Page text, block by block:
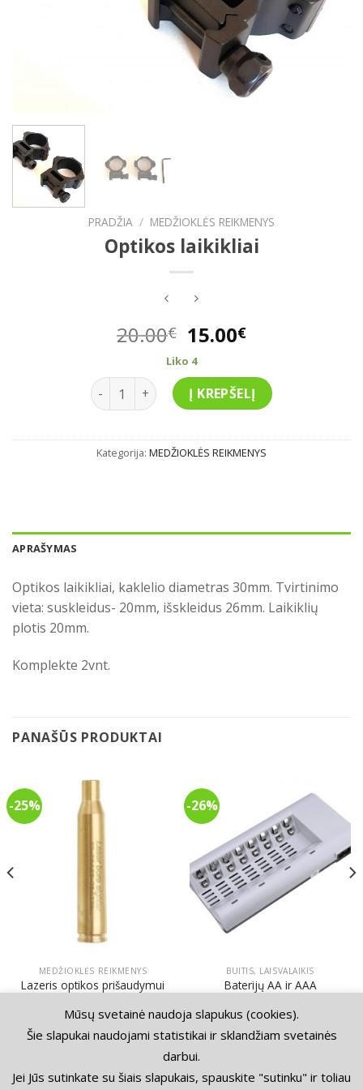
PRADŽIA / MEDŽIOKLĖS REIKMENYS
Optikos laikikliai
20.00€ Original
price
was:
20.00€.
15.00€Current
is:
15.00€.
Liko 4
produkto kiekis: Optikos laikikliai
Į KREPŠELĮ
Kategorija: MEDŽIOKLĖS REIKMENYS
APRAŠYMAS
Optikos laikikliai, kaklelio diametras 30mm. Tvirtinimo
vieta: suskleidus- 20mm, išskleidus 26mm. Laikiklių
plotis 20mm.
Komplekte 2vnt.
PANAŠŪS PRODUKTAI
-25%
MEDŽIOKLĖS REIKMENYS
Lazeris optikos prišaudymui
40.00€ Original
price
was:
40.00€.
30.00€Current
price
is:
30.00€.
-26%
BUITIS, LAISVALAIKIS
Baterijų AA ir AAA
39.00€ Original
price
was:
39.00€.
29.00
is:
29.00€.
KONTAKTAI APMOKĖJIMAS IR PRISTATYMAS
PIRKIMO TAISYKLĖS
PRIVATUMO POLITIKA
GRĄŽINIMAS
Mūsų svetainė naudoja slapukus (cookies).
Šie slapukai naudojami statistikai ir sklandžiam svetainės
darbui.
Jei Jūs sutinkate su šiais slapukais, spauskite "sutinku" ir toliau